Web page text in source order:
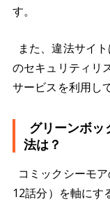
す。
また、違法サイ
のセキュリティリ
サービスを利用し
グリーンボッ
法は？
コミックシーモ
12話分）を軸にす